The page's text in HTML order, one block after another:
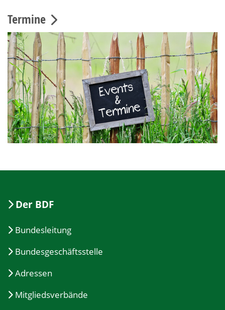
Termine
Der BDF
Bundesleitung
Bundesgeschäftsstelle
Adressen
Mitgliedsverbände